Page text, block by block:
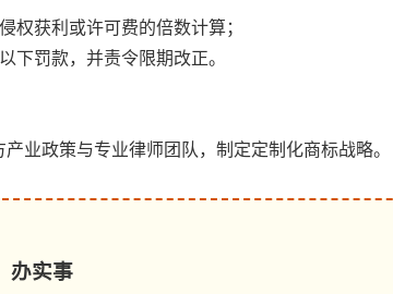
权获利或许可费的倍数计算；
下罚款，并责令限期改正。
业政策与专业律师团队，制定定制化商标战略。
办实事